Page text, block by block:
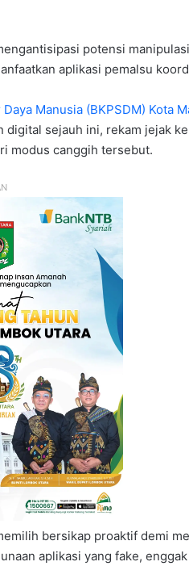
potensi
aplikasi pemalsu
Manusia (BKPSDM) Kota
sejauh ini, rekam jejak
modus canggih tersebut.
bersikap proaktif demi
aplikasi yang fake,